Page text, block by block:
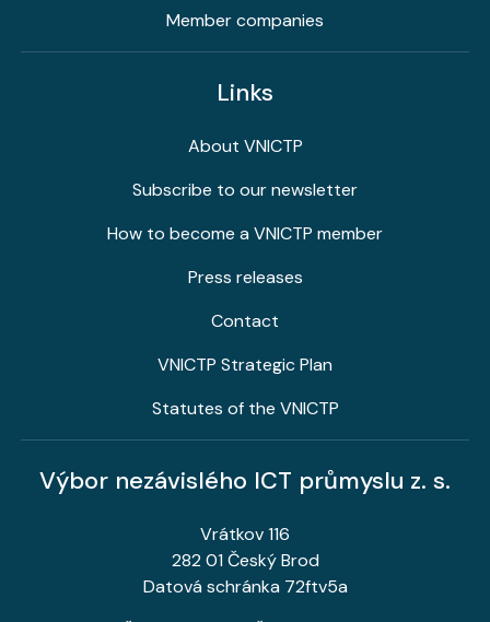
Member companies
Links
About VNICTP
Subscribe to our newsletter
How to become a VNICTP member
Press releases
Contact
VNICTP Strategic Plan
Statutes of the VNICTP
Výbor nezávislého ICT průmyslu z. s.
Vrátkov 116
282 01 Český Brod
Datová schránka 72ftv5a